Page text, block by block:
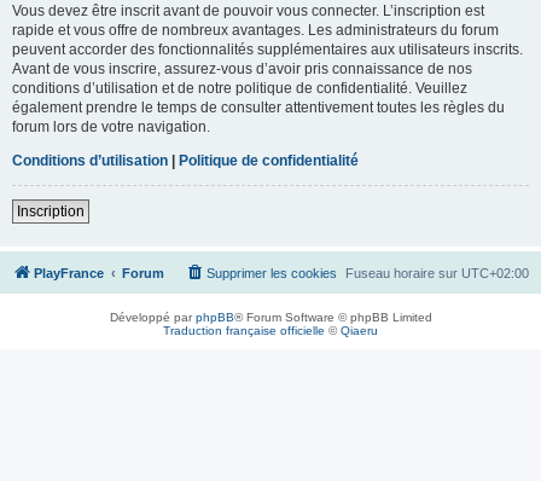
Vous devez être inscrit avant de pouvoir vous connecter. L’inscription est
rapide et vous offre de nombreux avantages. Les administrateurs du forum
peuvent accorder des fonctionnalités supplémentaires aux utilisateurs inscrits.
Avant de vous inscrire, assurez-vous d’avoir pris connaissance de nos
conditions d’utilisation et de notre politique de confidentialité. Veuillez
également prendre le temps de consulter attentivement toutes les règles du
forum lors de votre navigation.
Conditions d’utilisation | Politique de confidentialité
Inscription
PlayFrance Forum Fuseau horaire sur UTC+02:00
Supprimer les cookies
Développé parphpBB® Forum Software © phpBB Limited
Traduction française officielle ©Qiaeru